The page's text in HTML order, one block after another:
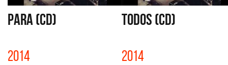
PARA (CD)
2014
TODOS (CD)
2014